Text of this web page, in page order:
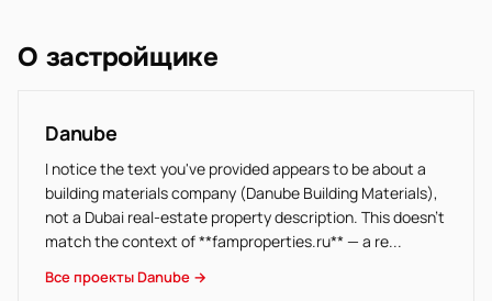
О застройщике
Danube
I notice the text you've provided appears to be about a
building materials company (Danube Building Materials),
not a Dubai real-estate property description. This doesn't
match the context of **famproperties.ru** — a re...
Все проекты Danube →